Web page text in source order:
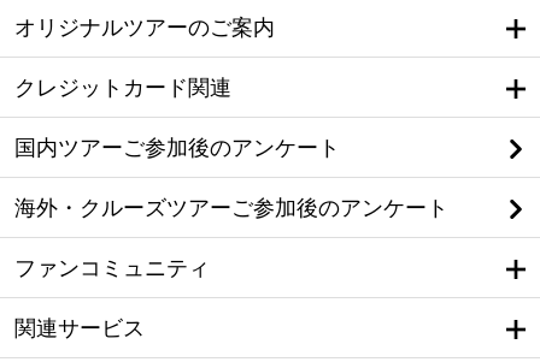
オリジナルツアーのご案内
クレジットカード関連
国内ツアーご参加後のアンケート
海外・クルーズツアーご参加後のアンケート
ファンコミュニティ
関連サービス